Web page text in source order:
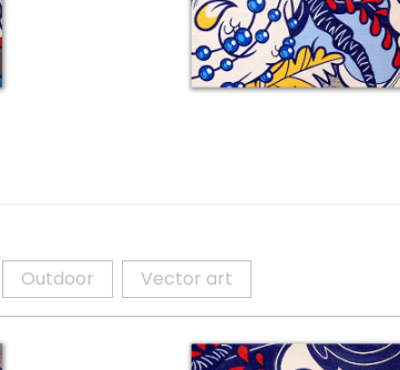
Outdoor Vector art